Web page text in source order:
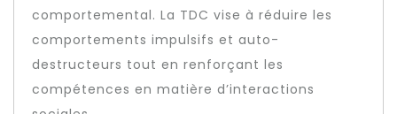
comportemental. La TDC vise à réduire les
comportements impulsifs et auto-
destructeurs tout en renforçant les
compétences en matière d’interactions